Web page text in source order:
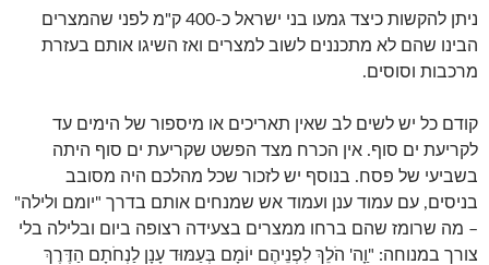
ניתן להקשות כיצד גמעו בני ישראל כ-400 ק"מ לפני שהמצרים
הבינו שהם לא מתכננים לשוב למצרים ואז השיגו אותם בעזרת
מרכבות וסוסים.
קודם כל יש לשים לב שאין תאריכים או מיספור של הימים עד
לקריעת ים סוף. אין הכרח מצד הפשט שקריעת ים סוף היתה
בשביעי של פסח. בנוסף יש לזכור שכל מהלכם היה מסובב
בניסים, עם עמוד ענן ועמוד אש שמנחים אותם בדרך "יומם ולילה"
– מה שרומז שהם ברחו ממצרים בצעידה רצופה ביום ובלילה בלי
צורך במנוחה: "וַָה' הֹלֵךְ לִפְנֵיהֶם יוֹמָם בְּעַמּוּד עָנָן לַנְחֹתָם הַדֶּרֶךְ